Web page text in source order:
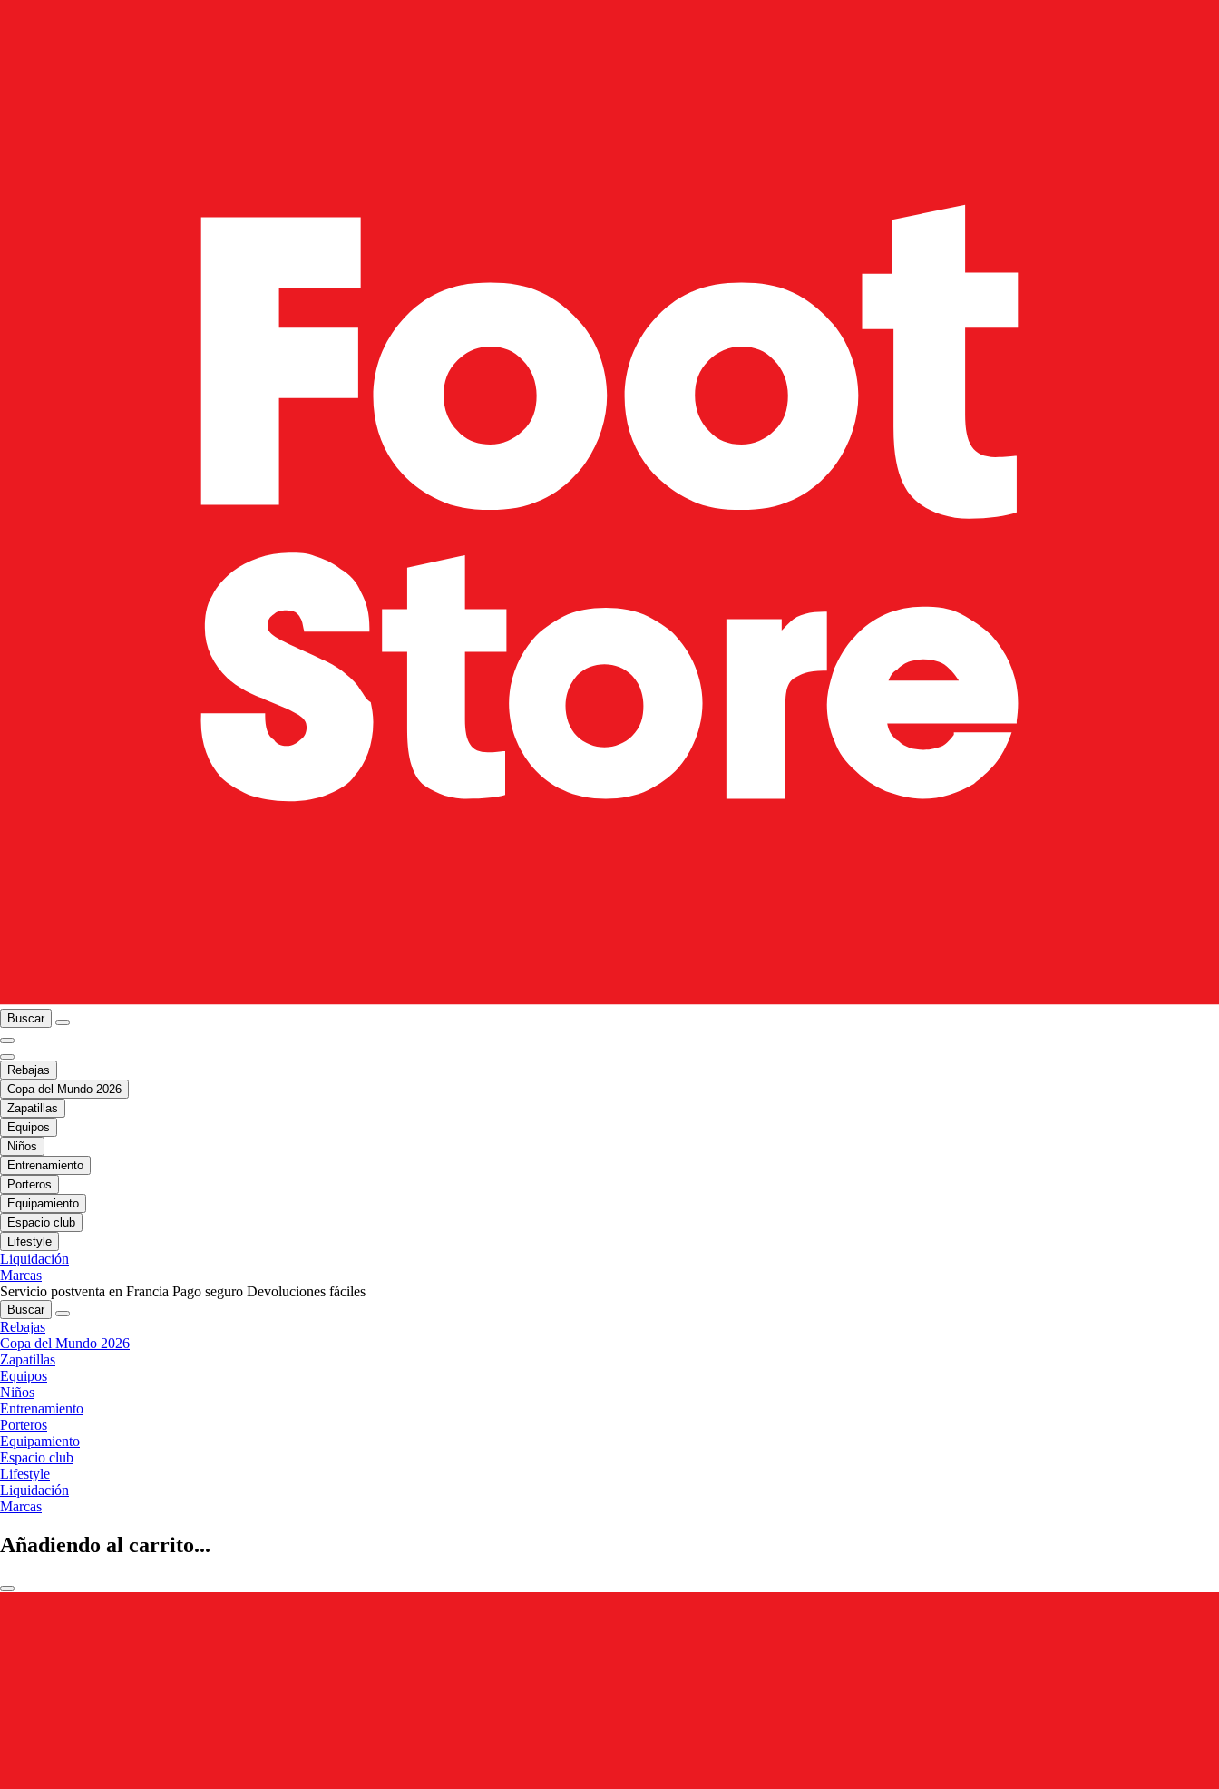
Buscar
Rebajas
Copa del Mundo 2026
Zapatillas
Equipos
Niños
Entrenamiento
Porteros
Equipamiento
Espacio club
Lifestyle
Liquidación
Marcas
Servicio postventa en Francia Pago seguro Devoluciones fáciles
Buscar
Rebajas
Copa del Mundo 2026
Zapatillas
Equipos
Niños
Entrenamiento
Porteros
Equipamiento
Espacio club
Lifestyle
Liquidación
Marcas
Añadiendo al carrito...